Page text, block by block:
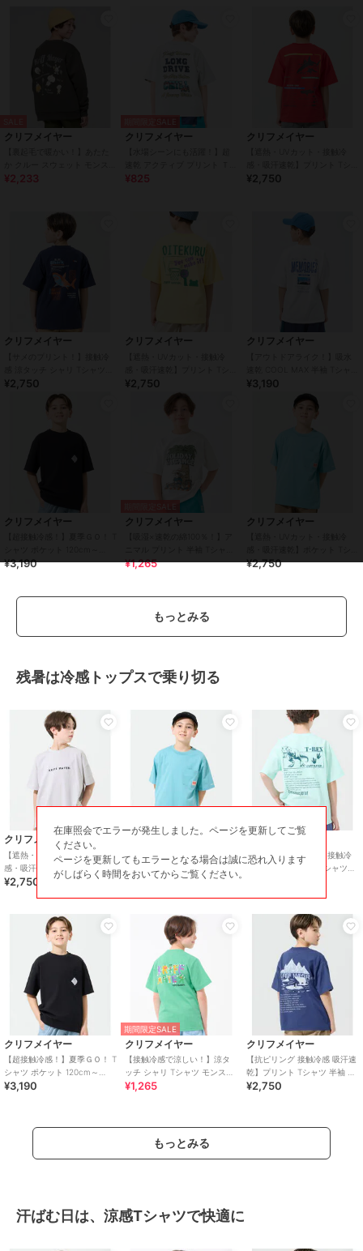
クリフメイヤー
ー 120cm～170cm
¥2,233
クリフメイヤー
ャツ 120cm～170cm
¥825
クリフメイヤー
ツ ホホジロザメ 120cm～
¥2,750
クリフメイヤー
120cm～170cm
¥2,750
クリフメイヤー
ツ OITEKURU 120cm～170cm
¥2,750
クリフメイヤー
120cm～170cm
¥3,190
クリフメイヤー
170cm
¥3,190
クリフメイヤー
シュナウザー 120cm～170cm
¥1,265
クリフメイヤー
ツ 120cm～170cm
¥2,750
もっとみる
残暑は冷感トップスで乗り切る
クリフメイヤー
【遮熱・UVカット・接触冷
感・吸汗速乾】ビッグ ロゴ T
シャツ 120cm～170cm
¥2,750
クリフメイヤー
【遮熱・UVカット・接触冷
感・吸汗速乾】ポケット Tシャ
ツ 120cm～170cm
¥2,750
クリフメイヤー
【恐竜のプリント！】接触冷
感 涼タッチ シャリ Tシャツ
クリフメイヤー
【超接触冷感！】夏季ＧＯ！ T
シャツ ポケット 120cm～
170cm
¥3,190
期間限定SALE
クリフメイヤー
【接触冷感で涼しい！】涼タ
ッチ シャリ Tシャツ モンスタ
ー 120cm～170cm
¥1,265
クリフメイヤー
【抗ピリング 接触冷感 吸汗速
乾】プリント Tシャツ 半袖 北
極 120cm～170cm
¥2,750
もっとみる
汗ばむ日は、涼感Tシャツで快適に
在庫照会でエラーが発生しました。ページを更新してご覧
ください。
ページを更新してもエラーとなる場合は誠に恐れ入ります
がしばらく時間をおいてからご覧ください。